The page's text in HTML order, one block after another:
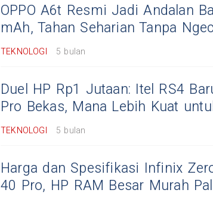
OPPO A6t Resmi Jadi Andalan
mAh, Tahan Seharian Tanpa
TEKNOLOGI 5 bulan
Duel HP Rp1 Jutaan: Itel RS4
Pro Bekas, Mana Lebih Kuat
TEKNOLOGI 5 bulan
Harga dan Spesifikasi Infinix
40 Pro, HP RAM Besar Murah